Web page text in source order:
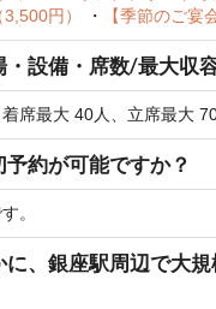
円）
・ 【季節のご
設備・席数/最大収
席最大 40人、立席最大
約が可能ですか？
。
、銀座駅周辺で大